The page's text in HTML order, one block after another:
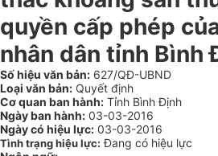
quyền cấp phép
nhân dân tỉnh Bình
Số hiệu văn bản: 627/QĐ-UBND
Loại văn bản: Quyết định
Cơ quan ban hành: Tỉnh Bình Định
Ngày ban hành: 03-03-2016
Ngày có hiệu lực: 03-03-2016
Tình trạng hiệu lực: Đang có hiệu lực